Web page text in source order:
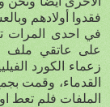
فقدوا أولادهم
في احدى المرات
على عاتقي ملف
زعماء الكورد
القدماء، وقمت
الملفات فلم تعط